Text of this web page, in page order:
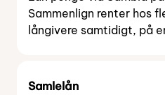
Sammenlign renter hos
långivere samtidigt, på
Samlelån